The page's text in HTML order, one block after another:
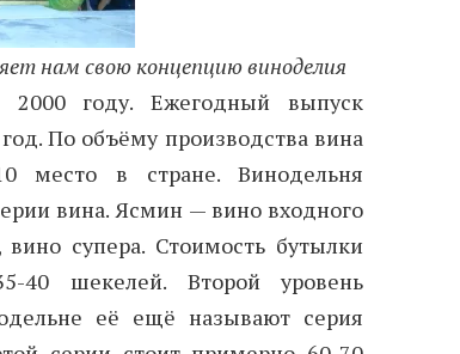
нам свою концепцию виноделия
2000 году. Ежегодный выпуск
По объёму производства вина
место в стране. Винодельня
вина. Ясмин — вино входного
супера. Стоимость бутылки
40 шекелей. Второй уровень
её ещё называют серия